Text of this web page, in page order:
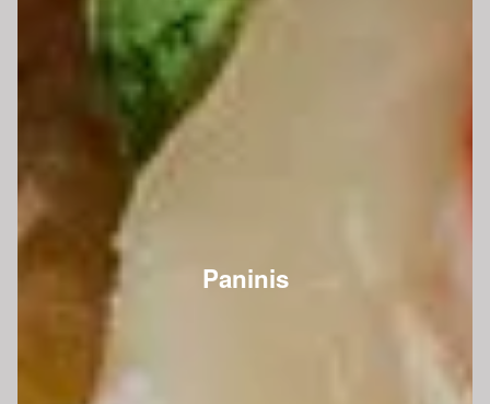
Paninis